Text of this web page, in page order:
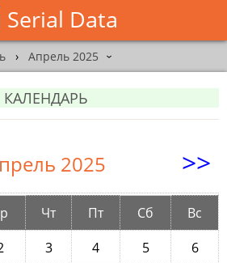
Serial Data
› Апрель 2025 ›
КАЛЕНДАРЬ
2025 >>
Чт Пт Сб
Вс
3 4 5
6